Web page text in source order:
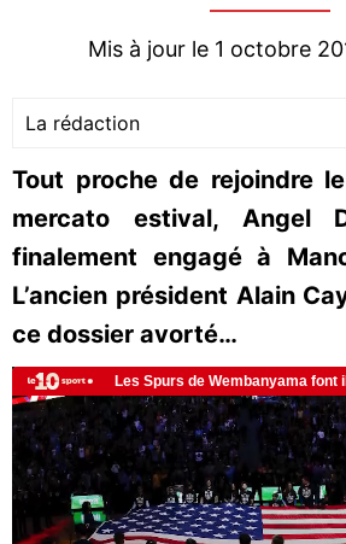
Mis à jour le 1 octobre
La rédaction
Tout proche de rejoindre
mercato estival, Angel
finalement engagé à
L’ancien président Alain
ce dossier avorté…